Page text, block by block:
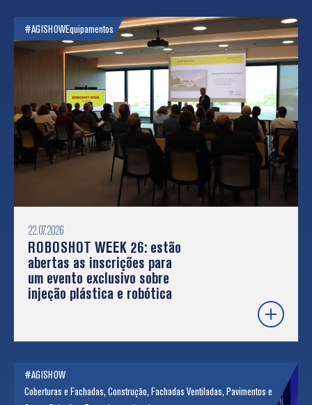
#AGISHOWEquipamentos
22.07.2026
ROBOSHOT WEEK 26: estão
abertas as inscrições para
um evento exclusivo sobre
injeção plástica e robótica
#AGISHOW
Coberturas e Fachadas, Construção, Fachadas Ventiladas, Pavimentos e